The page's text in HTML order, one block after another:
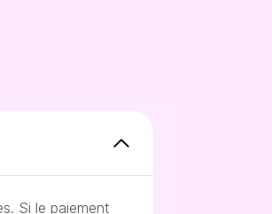
Si le paiement